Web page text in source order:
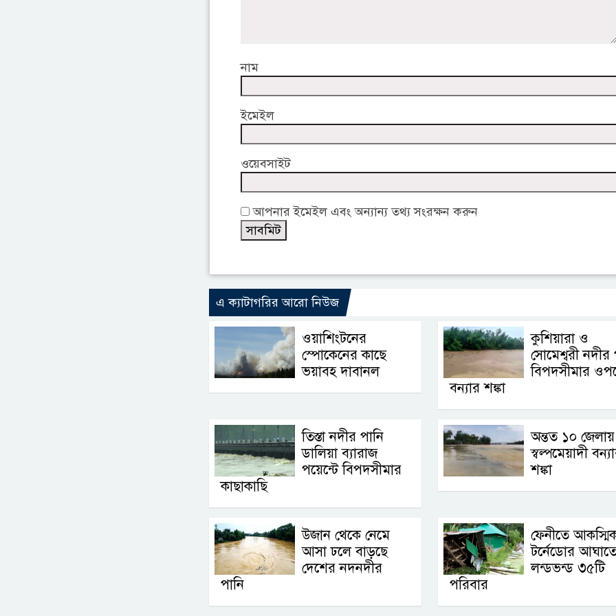
নাম
ইমেইল
ওয়েবসাইট
আপনার ইমেইল এবং অন্যান্য তথ্য সংরক্ষন করুন
এ ক্যাটাগরির আরো নিউজ
ওয়াশিংটনের
স্পোকেনের কাছে
ভয়াবহ দাবানল
কুশিয়ারা ও
সোমেশ্বরী নদীর
বিপদসীমার
বন্যার শঙ্কা
তিস্তা নদীর পানি
ডালিয়া ব্যারাজ
পয়েন্টে বিপদসীমার
কাছাকাছি
অন্তত ১০ জেলায়
স্বল্পমেয়াদী
শঙ্কা
উজান থেকে নেমে
আসা ঢলে বাড়ছে
দেশের নদনদীর
পানি
ফেনীতে
টর্নেডোর
লন্ডভন্ড ৩৫টি
পরিবার